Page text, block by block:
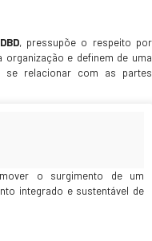
, pressupõe o respeito por
e definem de uma
relacionar com as partes
o surgimento de um
integrado e sustentável de